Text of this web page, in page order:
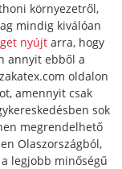
környezetről,
mindig kiválóan
nyújt arra, hogy
annyit ebből a
oldalon
amennyit csak
sok
megrendelhető
Olaszországból,
legjobb minőségű